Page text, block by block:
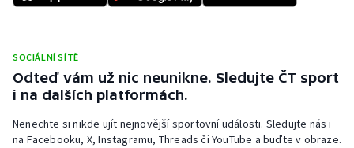
SOCIÁLNÍ SÍTĚ
Odteď vám už nic neunikne. Sledujte ČT sport
i na dalších platformách.
Nenechte si nikde ujít nejnovější sportovní události. Sledujte nás i
na Facebooku, X, Instagramu, Threads či YouTube a buďte v obraze.